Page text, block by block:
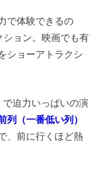
で体験できるの
ション。映画でも有
ショーアトラクシ
迫力いっぱいの演
列（一番低い列）
、前に行くほど熱